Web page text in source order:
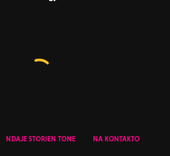
NDAJE STORIEN TONE NA KONTAKTO